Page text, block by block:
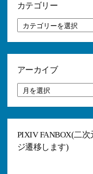
カテゴリー
テ
ゴ
アーカイブ
ー
カ
PIXIV FANBOX(二
ジ遷移します)